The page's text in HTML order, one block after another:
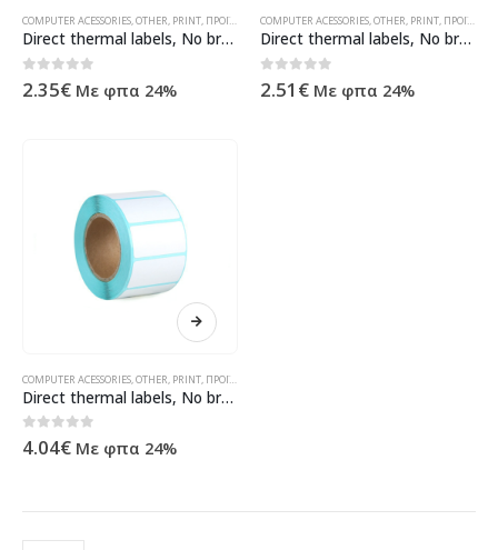
COMPUTER ACESSORIES,OTHER, PRINT, ΠΡΟΪΌΝΤΑ ΠΛΗΡΟΦΟΡΙΚΉΣ - ΚΙΝΗΤΉΣ ΤΗΛΕΦΩΝΊΑΣ - ΗΛΕΚΤΡΟΝΙΚΆ
Direct thermal labels, No brand, 40x30mm, 800 pcs, White – 71203
0out of 5
2.35€ Με φπα 24%
COMPUTER ACESSORIES,OTHER, PRINT, ΠΡΟΪΌΝΤΑ ΠΛΗΡΟΦΟΡΙΚΉΣ - ΚΙΝΗΤΉΣ ΤΗΛΕΦΩΝΊΑΣ - ΗΛΕΚΤΡΟΝΙΚΆ
Direct thermal labels, No brand, 40x25mm, 1000 pcs, White – 71206
0out of 5
2.51 € Με φπα 24%
COMPUTER ACESSORIES OTHER PRINT ΠΡΟΪΌΝΤΑ ΠΛΗΡΟΦΟΡΙΚΉΣ - ΚΙΝΗΤΉΣ ΤΗΛΕΦΩΝΊΑΣ - ΗΛΕΚΤΡΟΝΙΚΆ
Direct thermal labels, No brand, 40x20mm, 800 pcs, White – 71202
0out of 5
4.04€ Με φπα 24%